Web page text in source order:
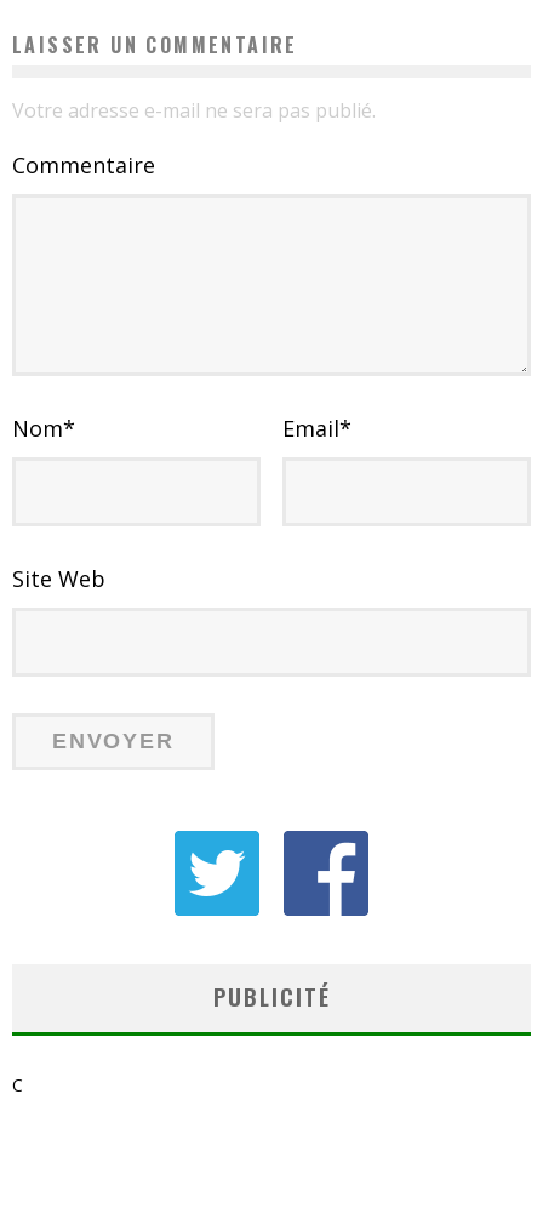
LAISSER UN COMMENTAIRE
Votre adresse e-mail ne sera pas publié.
Commentaire
Nom* Email*
Site Web
PUBLICITÉ
C